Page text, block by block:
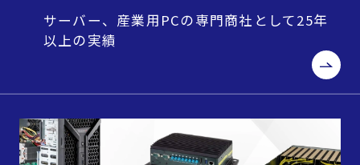
サーバー、産業用PCの専門商社として25年
以上の実績